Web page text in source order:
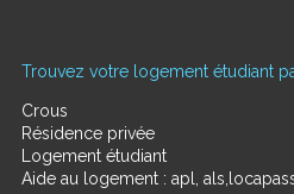
Trouvez votre logement étudiant
Crous
Résidence privée
Logement étudiant
Aide au logement : apl,